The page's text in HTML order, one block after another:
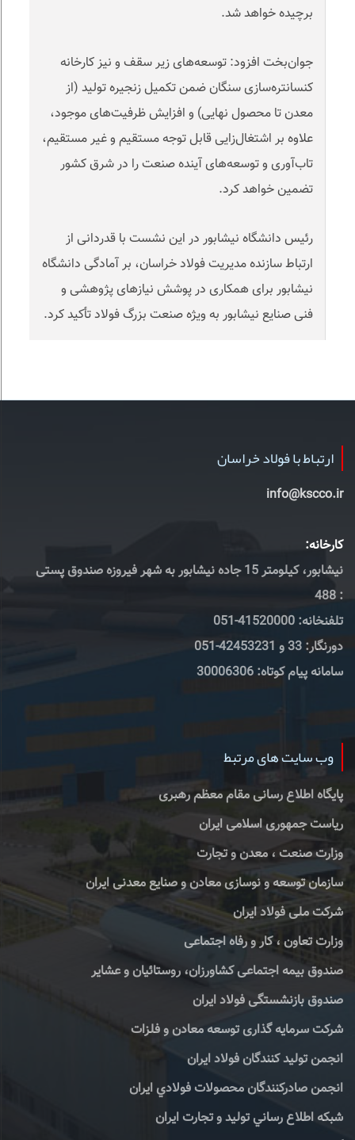
برچیده خواهد شد.
جوان‌بخت افزود: توسعه‌های زیر سقف و‌ نیز کارخانه
کنسانتره‌سازی سنگان ضمن تکمیل زنجیره تولید (از
معدن‌ تا محصول نهایی) و افزایش ظرفیت‌های موجود،
علاوه بر اشتغال‌زایی قابل توجه مستقیم و غیر مستقیم،
تاب‌آوری و توسعه‌های آینده صنعت را در شرق کشور
تضمین خواهد کرد.
رئیس دانشگاه نیشابور در این نشست با قدردانی از
ارتباط سازنده مدیریت فولاد خراسان، بر آمادگی دانشگاه
نیشابور برای همکاری در پوشش نیازهای پژوهشی و
فنی صنایع نیشابور به ویژه صنعت بزرگ فولاد تأکید کرد.
ارتباط با فولاد خراسان
info@kscco.ir
کارخانه:
نیشابور، کیلومتر 15 جاده نیشابور به شهر فیروزه صندوق پستی
: 488
تلفنخانه: 41520000-051
دورنگار: 33 و 42453231-051
سامانه پیام کوتاه: 30006306
وب سایت های مرتبط
پایگاه اطلاع رسانی مقام معظم رهبری
ریاست جمهوری اسلامی ایران
وزارت صنعت ، معدن و تجارت
سازمان توسعه و نوسازی معادن و صنایع معدنی ایران
شرکت ملی فولاد ایران
وزارت تعاون ، کار و رفاه اجتماعی
صندوق بیمه اجتماعی کشاورزان، روستائیان و عشایر
صندوق بازنشستگی فولاد ایران
شرکت سرمایه گذاری توسعه معادن و فلزات
انجمن تولید کنندگان فولاد ایران
انجمن صادركنندگان محصولات فولادي ايران
شبكه اطلاع رساني توليد و تجارت ايران